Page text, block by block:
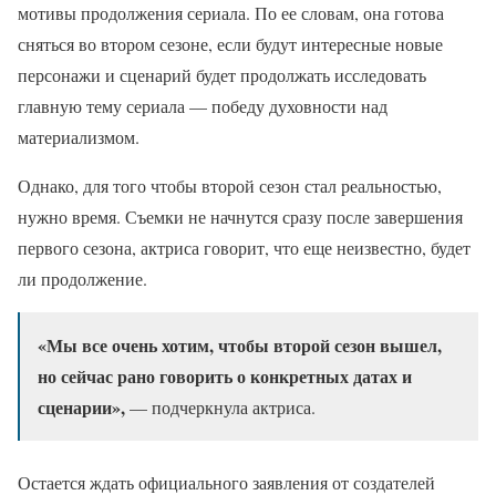
мотивы продолжения сериала. По ее словам, она готова
сняться во втором сезоне, если будут интересные новые
персонажи и сценарий будет продолжать исследовать
главную тему сериала — победу духовности над
материализмом.
Однако, для того чтобы второй сезон стал реальностью,
нужно время. Съемки не начнутся сразу после завершения
первого сезона, актриса говорит, что еще неизвестно, будет
ли продолжение.
«Мы все очень хотим, чтобы второй сезон вышел,
но сейчас рано говорить о конкретных датах и
сценарии»,— подчеркнула актриса.
Остается ждать официального заявления от создателей